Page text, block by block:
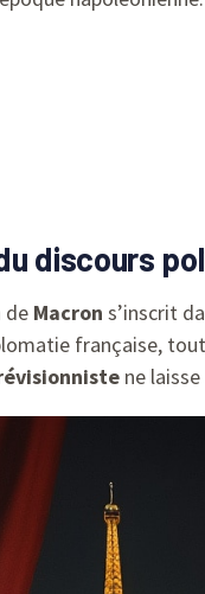
discours
de Macron s’inscrit
française,
ne